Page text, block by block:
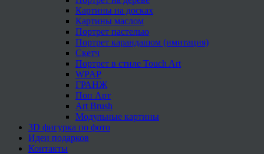
Картины на досках
Картины маслом
Портрет пастелью
Портрет карандашом (имитация)
Скетч
Портрет в стиле Touch Art
WPAP
ГРАНЖ
Поп Арт
Art Brush
Модульные картины
3D фигурка по фото
Идеи подарков
Контакты